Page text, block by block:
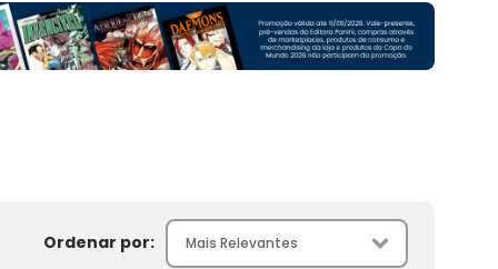
Ordenar por: